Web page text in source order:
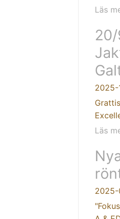
Läs
2025-
Läs
2025-